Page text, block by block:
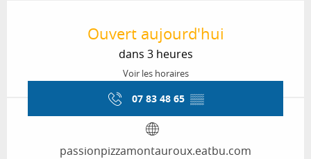
Ouvert aujourd'hui
dans 3 heures
Voir les horaires
07 83 48 65 ▒▒
passionpizzamontauroux.eatbu.com